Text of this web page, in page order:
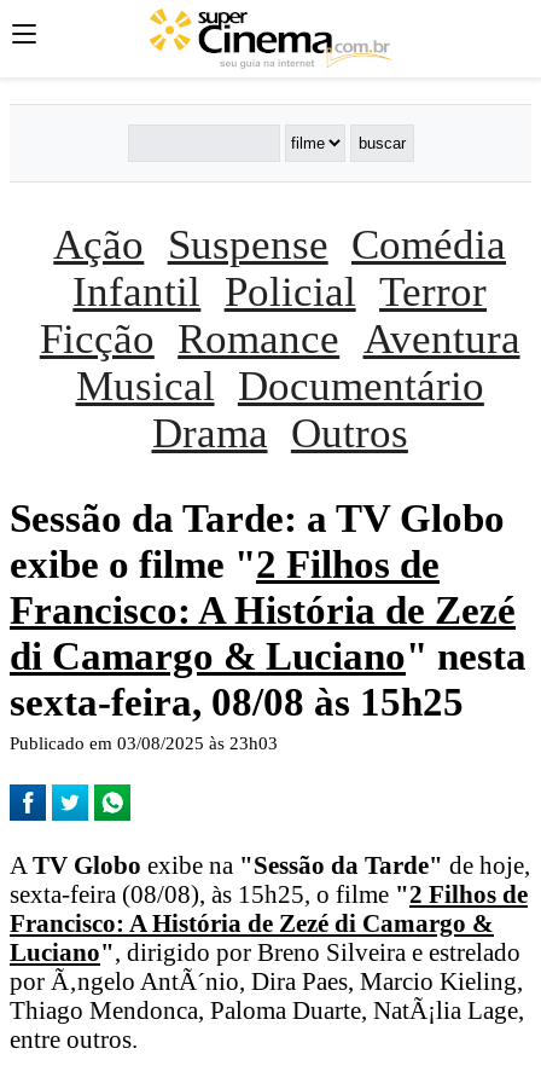
Ação Suspense Comédia
Infantil
Policial Terror
Ficção Romance Aventura
Musical
Documentário
Drama Outros
Sessão da Tarde: a TV Globo
exibe o filme "2 Filhos de
Francisco: A História de Zezé
di Camargo & Luciano" nesta
sexta-feira, 08/08 às 15h25
Publicado em 03/08/2025 às 23h03
A TV Globo exibe na "Sessão da Tarde" de hoje,
sexta-feira (08/08), às 15h25, o filme "2 Filhos de
Francisco: A História de Zezé di Camargo &
Luciano", dirigido por Breno Silveira e estrelado
por Ã‚ngelo AntÃ´nio, Dira Paes, Marcio Kieling,
Thiago Mendonca, Paloma Duarte, NatÃ¡lia Lage,
entre outros.